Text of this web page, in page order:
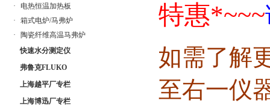
·
电热恒温加热板
·
箱式电炉/马弗炉
·
陶瓷纤维高温马弗炉
快速水分测定仪
弗鲁克FLUKO
上海越平厂专栏
上海博迅厂专栏
特惠*~~~
如需了解
至右一仪